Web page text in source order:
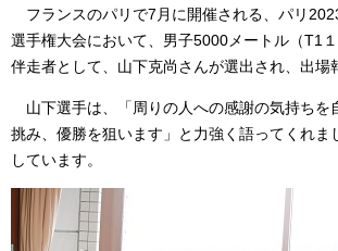
フランスのパリで7月に開催される、パリ
選手権大会において、男子5000メートル（T1
伴走者として、山下克尚さんが選出され、出場
山下選手は、「周りの人への感謝の気持ちを
挑み、優勝を狙います」と力強く語ってくれま
しています。